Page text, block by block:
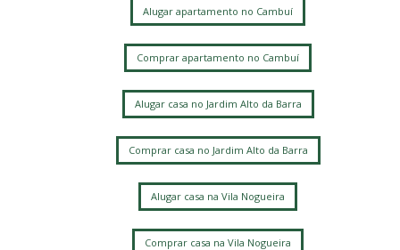
Alugar apartamento no Cambuí
Comprar apartamento no Cambuí
Alugar casa no Jardim Alto da Barra
Comprar casa no Jardim Alto da Barra
Alugar casa na Vila Nogueira
Comprar casa na Vila Nogueira